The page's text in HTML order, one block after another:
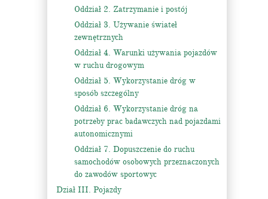
Oddział 2. Zatrzymanie i postój
Oddział 3. Używanie świateł
zewnętrznych
Oddział 4. Warunki używania pojazdów
w ruchu drogowym
Oddział 5. Wykorzystanie dróg w
sposób szczególny
Oddział 6. Wykorzystanie dróg na
potrzeby prac badawczych nad pojazdami
autonomicznymi
Oddział 7. Dopuszczenie do ruchu
samochodów osobowych przeznaczonych
do zawodów sportowyc
Dział III. Pojazdy